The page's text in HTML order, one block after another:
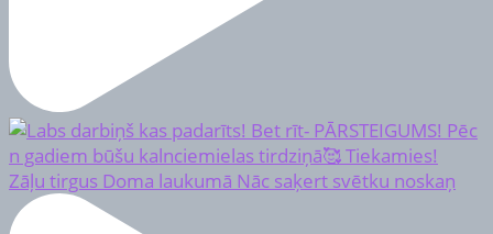
Zāļu tirgus Doma laukumā Nāc saķert svētku noskaņ